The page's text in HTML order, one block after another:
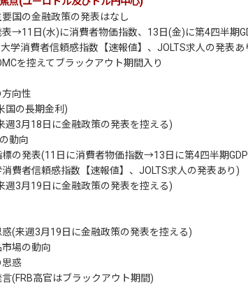
国の金融政策の発表はなし
→11日(水)に消費者物価指数、13日(金)に第4四半期
学消費者信頼感指数【速報値】、JOLTS求人の発表あ
を控えてブラックアウト期間入り
向性
国の長期金利)
週3月18日に金融政策の発表を控える)
動向
の発表(11日に消費者物価指数→13日に第4四半期
費者信頼感指数【速報値】、JOLTS求人の発表あり)
週3月19日に金融政策の発表を控える)
(来週3月19日に金融政策の発表を控える)
場の動向
思惑
(FRB高官はブラックアウト期間)